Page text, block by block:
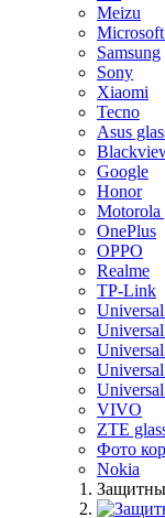
Meizu
Samsung
Sony
Xiaomi
Tecno
Asus
Google
Honor
Motorola
OnePlus
OPPO
Realme
TP-Link
VIVO
ZTE
Фото
Nokia